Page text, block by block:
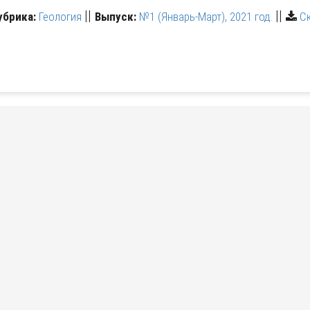
Геология || Выпуск: №1 (Январь-Март), 2021 год. ||